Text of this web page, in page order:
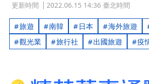
更新時間 2022.06.15 14:36 臺北時間
旅遊 南韓 日本 海外旅遊
觀光業
旅行社 出國旅遊 疫